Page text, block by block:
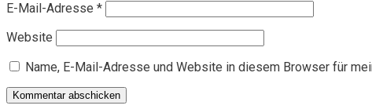
E-Mail-Adresse *
Website
Name, E-Mail-Adresse und Website in diesem Browser für